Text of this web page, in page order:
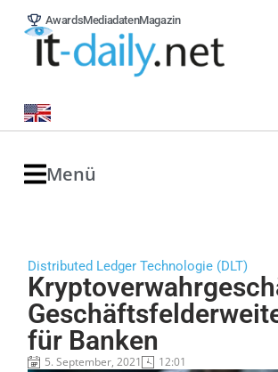
AwardsMediadatenMagazin
Menü
Distributed Ledger Technologie (DLT)
für Banken
5. September, 2021 12:01